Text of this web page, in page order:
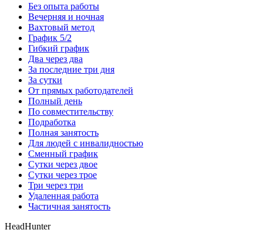
Без опыта работы
Вечерняя и ночная
Вахтовый метод
График 5/2
Гибкий график
Два через два
За последние три дня
За сутки
От прямых работодателей
Полный день
По совместительству
Подработка
Полная занятость
Для людей с инвалидностью
Сменный график
Сутки через двое
Сутки через трое
Три через три
Удаленная работа
Частичная занятость
HeadHunter